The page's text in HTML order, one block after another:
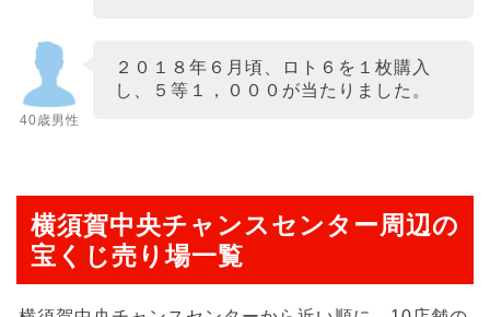
40歳男性
２０１８年６月頃、ロト６を１枚購入
し、５等１，０００が当たりました。
横須賀中央チャンスセンター周辺の
宝くじ売り場一覧